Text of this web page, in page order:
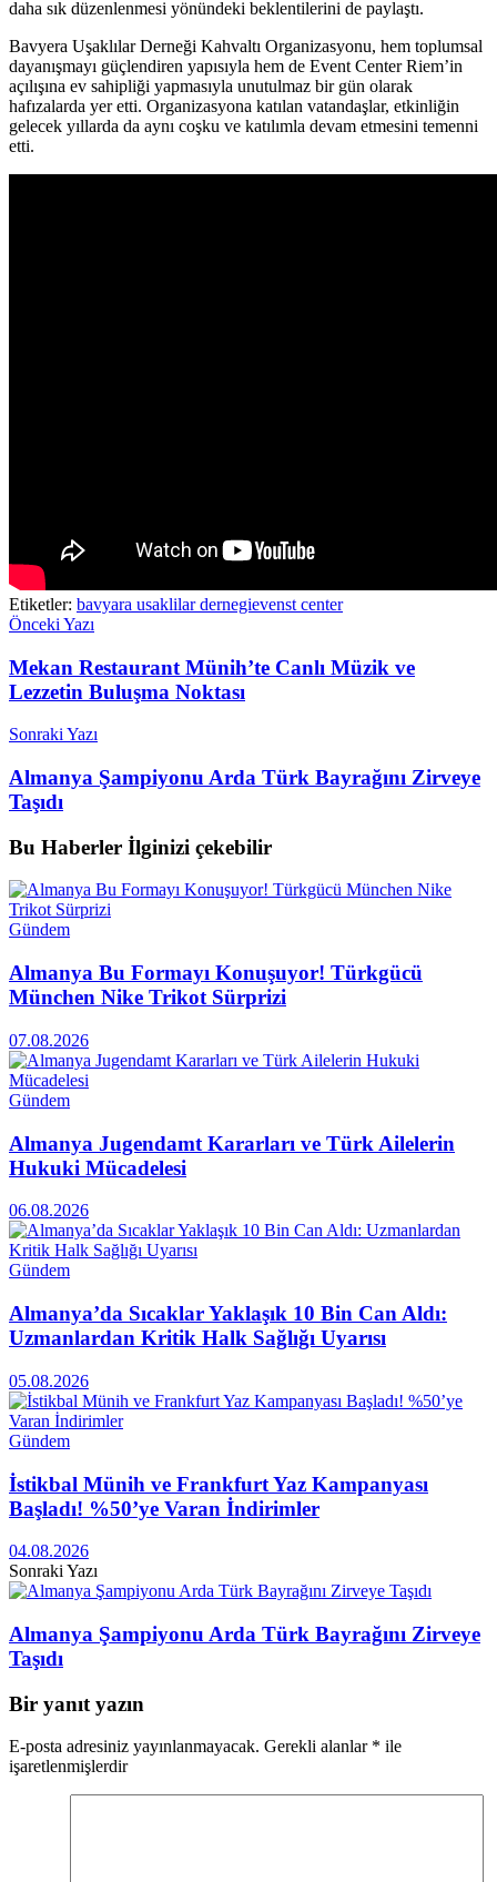
daha sık düzenlenmesi yönündeki beklentilerini de paylaştı.
Bavyera Uşaklılar Derneği Kahvaltı Organizasyonu, hem toplumsal
dayanışmayı güçlendiren yapısıyla hem de Event Center Riem’in
açılışına ev sahipliği yapmasıyla unutulmaz bir gün olarak
hafızalarda yer etti. Organizasyona katılan vatandaşlar, etkinliğin
gelecek yıllarda da aynı coşku ve katılımla devam etmesini temenni
etti.
Etiketler: bavyara usaklilar dernegievenst center
Önceki Yazı
Mekan Restaurant Münih’te Canlı Müzik ve
Lezzetin Buluşma Noktası
Sonraki Yazı
Almanya Şampiyonu Arda Türk Bayrağını Zirveye
Taşıdı
Bu Haberler İlginizi çekebilir
Gündem
Almanya Bu Formayı Konuşuyor! Türkgücü
München Nike Trikot Sürprizi
07.08.2026
Gündem
Almanya Jugendamt Kararları ve Türk Ailelerin
Hukuki Mücadelesi
06.08.2026
Gündem
Almanya’da Sıcaklar Yaklaşık 10 Bin Can Aldı:
Uzmanlardan Kritik Halk Sağlığı Uyarısı
05.08.2026
Gündem
İstikbal Münih ve Frankfurt Yaz Kampanyası
Başladı! %50’ye Varan İndirimler
04.08.2026
Sonraki Yazı
Almanya Şampiyonu Arda Türk Bayrağını Zirveye
Taşıdı
Bir yanıt yazın
E-posta adresiniz yayınlanmayacak. Gerekli alanlar * ile
işaretlenmişlerdir